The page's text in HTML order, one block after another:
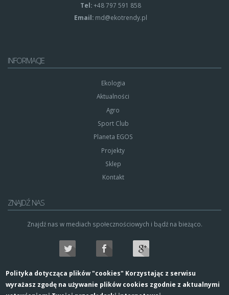
Tel:+48 797 591 858
Email: md@ekotrendy.pl
INFORMACJE
Ekologia
Aktualności
Agro
Sport Club
Planeta EGOS
Projekty
Sklep
Kontakt
ZNAJDŹ NAS
Znajdź nas w mediach społecznościowych i bądź na bieżąco.
Polityka dotycząca plików "cookies" Korzystając z serwisu
wyrażasz zgodę na używanie plików cookies zgodnie z aktualnymi